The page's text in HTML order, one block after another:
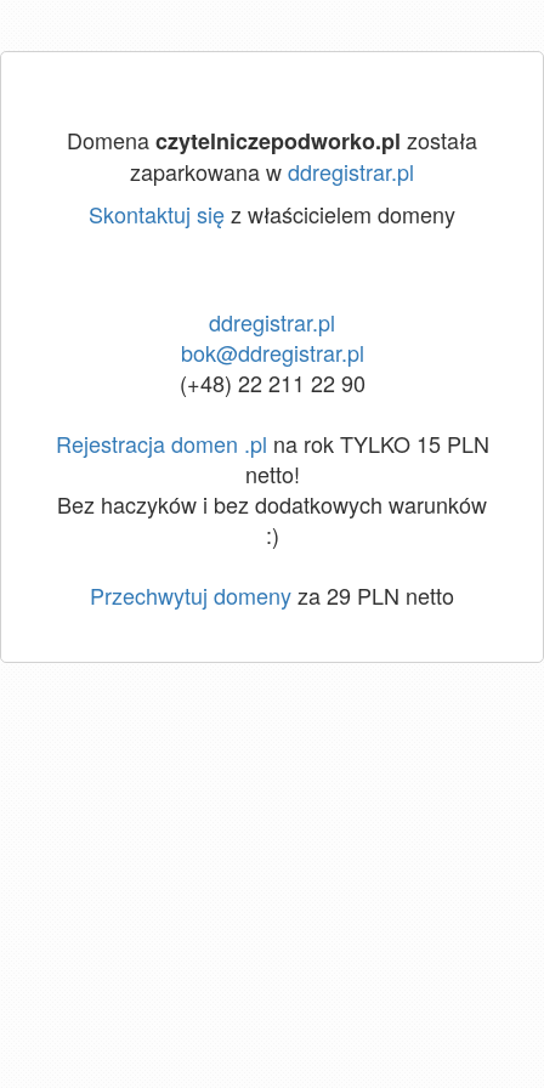
Domenaczytelniczepodworko.pl została
zaparkowana wddregistrar.pl
Skontaktuj sięz właścicielem domeny
ddregistrar.pl
bok@ddregistrar.pl
(+48) 22 211 22 90
Rejestracja domen .pl na rok TYLKO 15 PLN
netto!
Bez haczyków i bez dodatkowych warunków
:)
Przechwytuj domenyza 29 PLN netto